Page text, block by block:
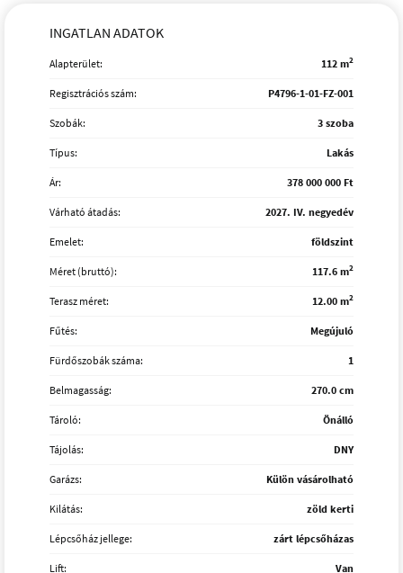
INGATLAN ADATOK
Alapterület: 112 m2
Regisztrációs szám: P4796-1-01-FZ-001
Szobák: 3 szoba
Típus: Lakás
Ár: 378 000 000 Ft
Várható átadás: 2027. IV. negyedév
Emelet: földszint
Méret (bruttó): 117.6 m2
Terasz méret: 12.00 m2
Fűtés: Megújuló
Fürdőszobák száma: 1
Belmagasság: 270.0 cm
Tároló: Önálló
Tájolás: DNY
Garázs: Külön vásárolható
Kilátás: zöld kerti
Lépcsőház jellege: zárt lépcsőházas
Lift: Van